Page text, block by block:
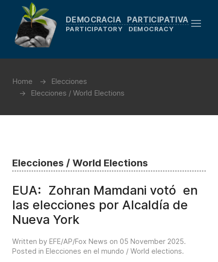
DEMOCRACIA PARTICIPATIVA
PARTICIPATORY DEMOCRACY
Home
Elecciones
Elecciones / World Elections
Elecciones / World Elections
EUA: Zohran Mamdani votó en
las elecciones por Alcaldía de
Nueva York
Written by EFE/AP/Fox News on 05 November 2025.
Posted in Elecciones en el mundo / World elections.